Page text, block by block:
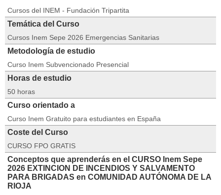
Cursos del INEM - Fundación Tripartita
Temática del Curso
Cursos Inem Sepe 2026 Emergencias Sanitarias
Metodología de estudio
Curso Inem Subvencionado Presencial
Horas de estudio
50 horas
Curso orientado a
Curso Inem Gratuito para estudiantes en España
Coste del Curso
CURSO FPO GRATIS
Conceptos que aprenderás en el CURSO Inem Sepe
2026 EXTINCION DE INCENDIOS Y SALVAMENTO
PARA BRIGADAS en COMUNIDAD AUTÓNOMA DE LA
RIOJA